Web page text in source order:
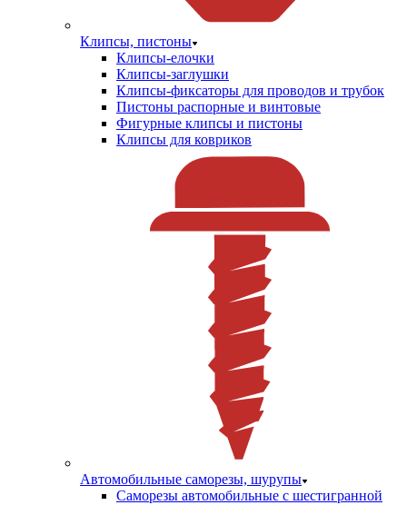
Клипсы, пистоны
Клипсы-елочки
Клипсы-заглушки
Клипсы-фиксаторы для проводов и трубок
Пистоны распорные и винтовые
Фигурные клипсы и пистоны
Клипсы для ковриков
Автомобильные саморезы, шурупы
Саморезы автомобильные с шестигранной